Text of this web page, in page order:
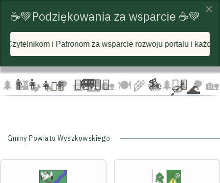
☁️ 🦅
☁️
🦅 🦅 ☁️
🌲 🏰🏕️ 🔥🌳 🧺🌉🏡 🍽️🌾🐄🌲 🌲 🌳 🏡
🚐 🚴‍♂️
🏇 🛶 🌊
🚴‍♀️ 🏃‍♂️ 🏃‍♀️
Gminy Powiatu Wyszkowskiego
×
☕💚Podziękowania za wsparcie ☕💚
za wsparcie rozwoju portalu i każdą postawioną